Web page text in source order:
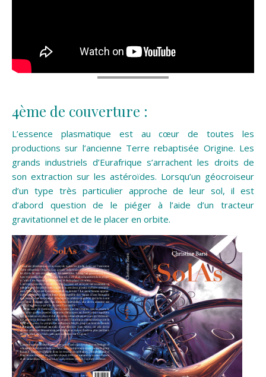
4ème de couverture :
L’essence plasmatique est au cœur de toutes les
productions sur l’ancienne Terre rebaptisée Origine. Les
grands industriels d’Eurafrique s’arrachent les droits de
son extraction sur les astéroïdes. Lorsqu’un géocroiseur
d’un type très particulier approche de leur sol, il est
d’abord question de le piéger à l’aide d’un tracteur
gravitationnel et de le placer en orbite.